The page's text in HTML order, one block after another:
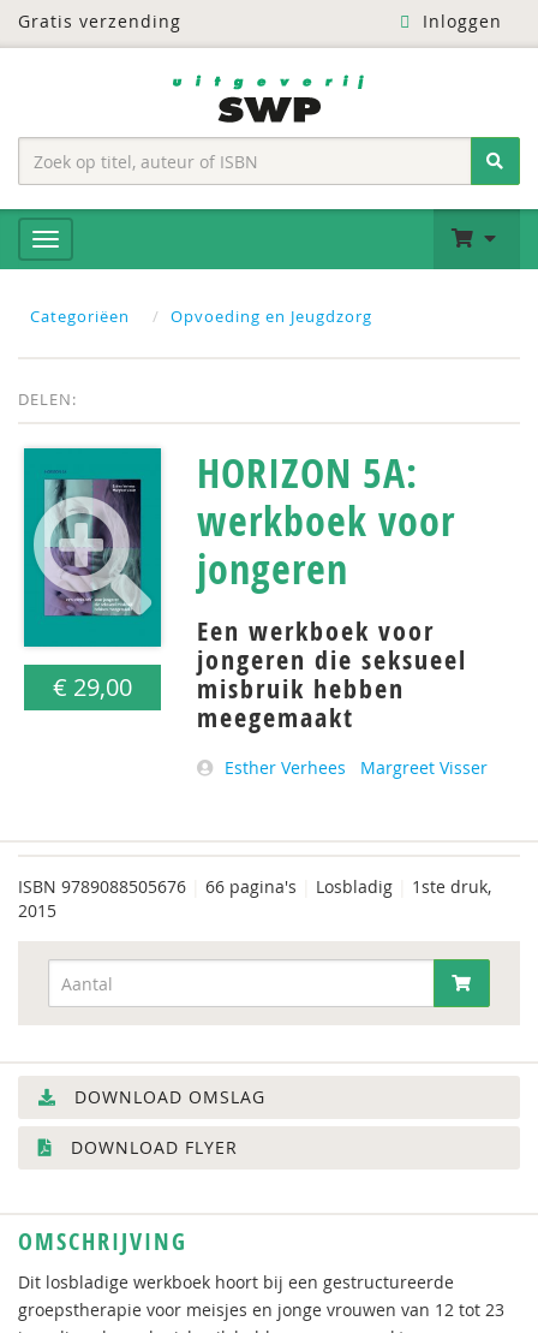
Gratis verzending Inloggen
Categoriëen Opvoeding en Jeugdzorg
DELEN:
€ 29,00
HORIZON 5A:
werkboek voor
jongeren
Een werkboek voor
jongeren die seksueel
misbruik hebben
meegemaakt
Esther Verhees Margreet Visser
ISBN 9789088505676 66 pagina's Losbladig
1ste druk,
2015
DOWNLOAD OMSLAG
DOWNLOAD FLYER
OMSCHRIJVING
Dit losbladige werkboek hoort bij een gestructureerde
groepstherapie voor meisjes en jonge vrouwen van 12 tot 23